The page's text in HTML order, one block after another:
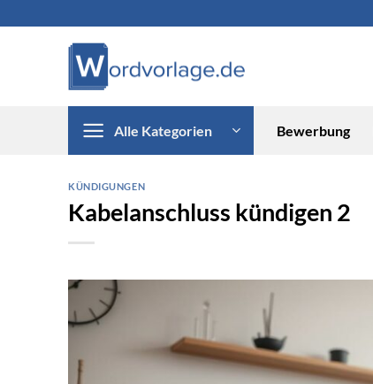
Alle Kategorien Bewerbung
KÜNDIGUNGEN
Kabelanschluss kündigen 2